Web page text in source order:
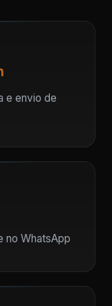
e envio de
no WhatsApp